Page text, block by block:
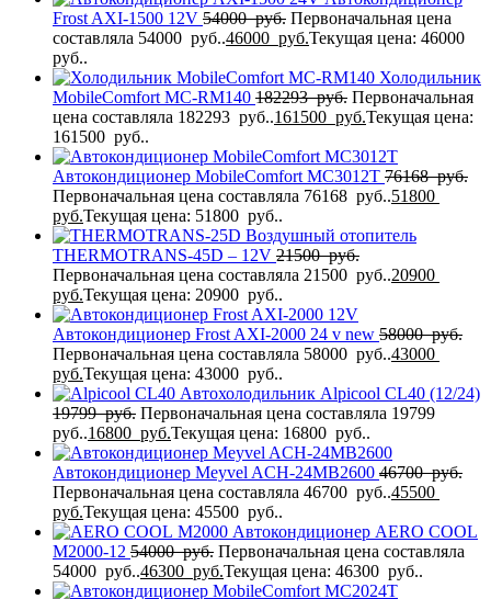
Frost AXI-1500 12V 54000руб. Первоначальная цена
составляла 54000 руб..46000 руб.Текущая цена: 46000
руб..
Холодильник
MobileComfort MC-RM140 182293руб. Первоначальная
цена составляла 182293 руб..161500 руб.Текущая цена:
161500 руб..
Автокондиционер MobileComfort MC3012T 76168руб.
Первоначальная цена составляла 76168 руб..51800
руб.Текущая цена: 51800 руб..
Воздушный отопитель
THERMOTRANS-45D – 12V 21500руб.
Первоначальная цена составляла 21500 руб..20900
руб.Текущая цена: 20900 руб..
Автокондиционер Frost AXI-2000 24 v new 58000руб.
Первоначальная цена составляла 58000 руб..43000
руб.Текущая цена: 43000 руб..
Автохолодильник Alpicool CL40 (12/24)
19799руб. Первоначальная цена составляла 19799
руб..16800 руб.Текущая цена: 16800 руб..
Автокондиционер Meyvel ACH-24MB2600 46700руб.
Первоначальная цена составляла 46700 руб..45500
руб.Текущая цена: 45500 руб..
Автокондиционер AERO COOL
M2000-12 54000руб. Первоначальная цена составляла
54000 руб..46300 руб.Текущая цена: 46300 руб..